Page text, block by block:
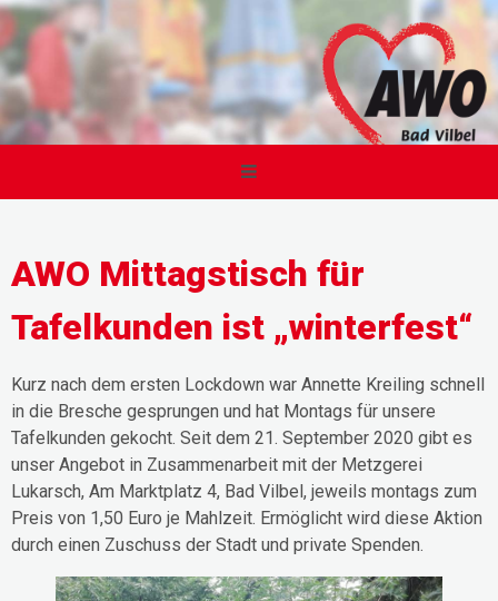
AWO Mittagstisch für
Tafelkunden ist „winterfest“
Kurz nach dem ersten Lockdown war Annette Kreiling schnell
in die Bresche gesprungen und hat Montags für unsere
Tafelkunden gekocht. Seit dem 21. September 2020 gibt es
unser Angebot in Zusammenarbeit mit der Metzgerei
Lukarsch, Am Marktplatz 4, Bad Vilbel, jeweils montags zum
Preis von 1,50 Euro je Mahlzeit. Ermöglicht wird diese Aktion
durch einen Zuschuss der Stadt und private Spenden.